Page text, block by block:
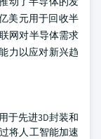
美元用于回收半
网对半导体需求
力以应对新兴趋
于先进3D封装和
将人工智能加速